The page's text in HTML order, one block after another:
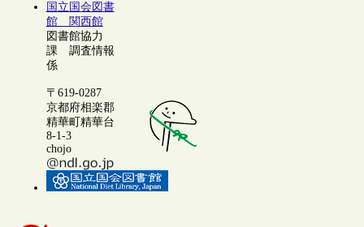
国立国会図書
館 関西館
図書館協力
課 調査情報
係
〒619-0287
京都府相楽郡
精華町精華台
8-1-3
chojo